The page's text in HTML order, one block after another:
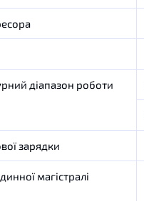
діапазон роботи
зарядки
магістралі